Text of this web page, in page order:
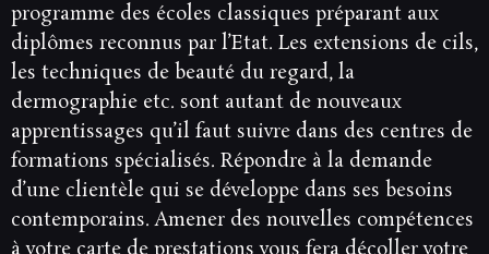
programme des écoles classiques préparant aux
diplômes reconnus par l’Etat. Les extensions de cils,
les techniques de beauté du regard, la
dermographie etc. sont autant de nouveaux
apprentissages qu’il faut suivre dans des centres de
formations spécialisés. Répondre à la demande
d’une clientèle qui se développe dans ses besoins
contemporains. Amener des nouvelles compétences